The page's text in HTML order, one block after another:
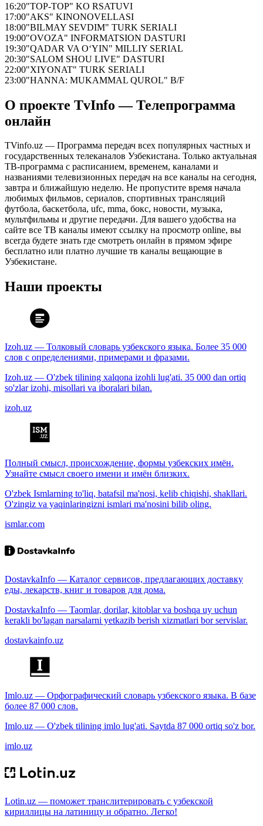
16:20"TOP-TOP" KO RSATUVI
17:00"AKS" KINONOVELLASI
18:00"BILMAY SEVDIM" TURK SERIALI
19:00"OVOZA" INFORMATSION DASTURI
19:30"QADAR VA O‘YIN" MILLIY SERIAL
20:30"SALOM SHOU LIVE" DASTURI
22:00"XIYONAT" TURK SERIALI
23:00"HANNA: MUKAMMAL QUROL" B/F
О проекте TvInfo — Телепрограмма
онлайн
TVinfo.uz — Программа передач всех популярных частных и
государственных телеканалов Узбекистана. Только актуальная
ТВ-программа с расписанием, временем, каналами и
названиями телевизионных передач на все каналы на сегодня,
завтра и ближайшую неделю. Не пропустите время начала
любимых фильмов, сериалов, спортивных трансляций
футбола, баскетбола, ufc, mma, бокс, новости, музыка,
мультфильмы и другие передачи. Для вашего удобства на
сайте все ТВ каналы имеют ссылку на просмотр online, вы
всегда будете знать где смотреть онлайн в прямом эфире
бесплатно или платно лучшие тв каналы вещающие в
Узбекистане.
Наши проекты
Izoh.uz — Толковый словарь узбекского языка. Более 35 000
слов с определениями, примерами и фразами.
Izoh.uz — O'zbek tilining xalqona izohli lug'ati. 35 000 dan ortiq
so'zlar izohi, misollari va iboralari bilan.
izoh.uz
Полный смысл, происхождение, формы узбекских имён.
Узнайте смысл своего имени и имён близких.
O'zbek Ismlarning to'liq, batafsil ma'nosi, kelib chiqishi, shakllari.
O'zingiz va yaqinlaringizni ismlari ma'nosini bilib oling.
ismlar.com
DostavkaInfo — Каталог сервисов, предлагающих доставку
еды, лекарств, книг и товаров для дома.
DostavkaInfo — Taomlar, dorilar, kitoblar va boshqa uy uchun
kerakli bo'lagan narsalarni yetkazib berish xizmatlari bor servislar.
dostavkainfo.uz
Imlo.uz — Орфографический словарь узбекского языка. В базе
более 87 000 слов.
Imlo.uz — O'zbek tilining imlo lug'ati. Saytda 87 000 ortiq so'z bor.
imlo.uz
Lotin.uz — поможет транслитерировать с узбекской
кириллицы на латиницу и обратно. Легко!